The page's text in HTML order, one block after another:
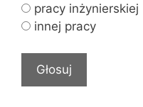
pracy inżynierskiej
innej pracy